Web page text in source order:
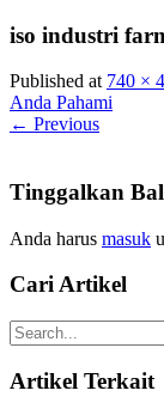
iso industri
Published at 740 ×
Anda Pahami
← Previous
Tinggalkan
Anda harus masuk
Cari Artikel
Artikel Terkait